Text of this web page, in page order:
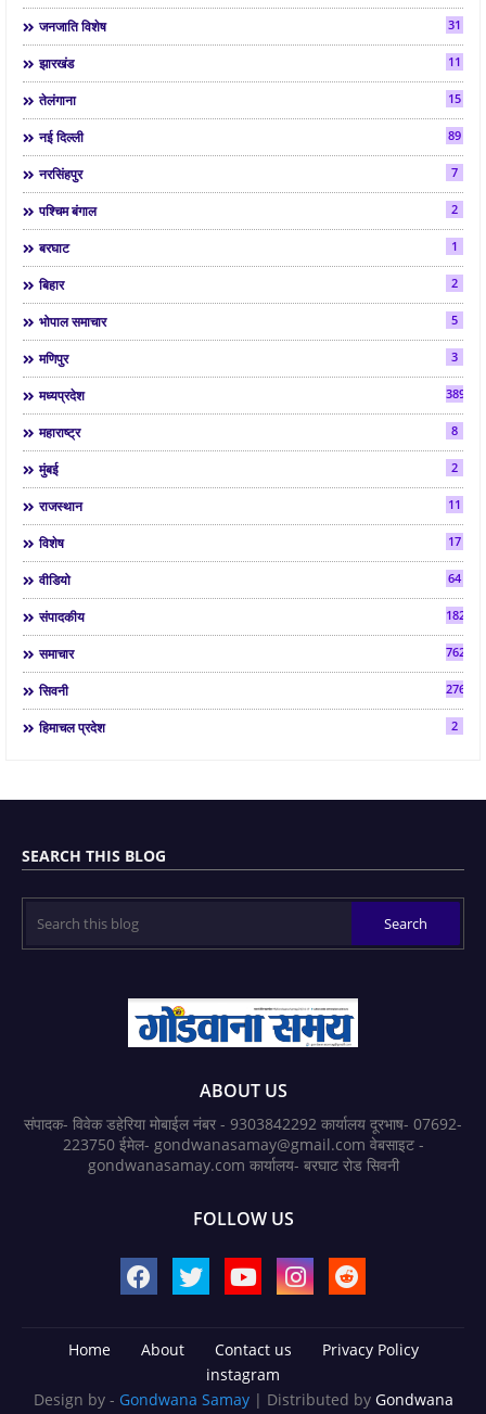
जनजाति विशेष 31
झारखंड 11
तेलंगाना 15
नई दिल्ली 89
नरसिंहपुर 7
पश्चिम बंगाल 2
बरघाट 1
बिहार 2
भोपाल समाचार 5
मणिपुर 3
मध्यप्रदेश 3892
महाराष्ट्र 8
मुंबई 2
राजस्थान 11
विशेष 17
वीडियो 64
संपादकीय 182
समाचार 7624
सिवनी 2763
हिमाचल प्रदेश 2
SEARCH THIS BLOG
ABOUT US
संपादक- विवेक डहेरिया मोबाईल नंबर - 9303842292 कार्यालय दूरभाष- 07692-
223750 ईमेल- gondwanasamay@gmail.com वेबसाइट -
gondwanasamay.com कार्यालय- बरघाट रोड सिवनी
FOLLOW US
Home About Contact us
Privacy Policy
instagram
Design by - Gondwana Samay | Distributed by Gondwana